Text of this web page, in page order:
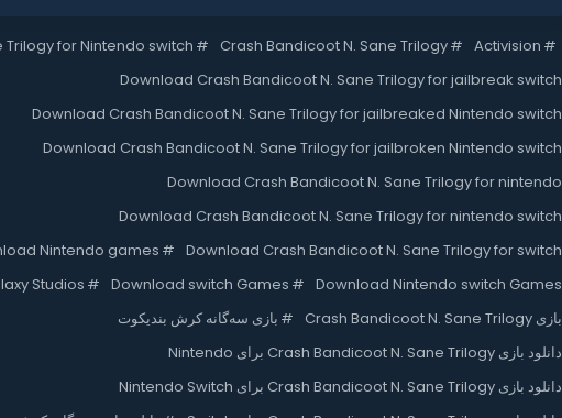
#
Activision
#
Crash Bandicoot N. Sane Trilogy
#
Trilogy for Nintendo switch
Download Crash Bandicoot N. Sane Trilogy for jailbreak switch
Download Crash Bandicoot N. Sane Trilogy for jailbreaked Nintendo switch
Download Crash Bandicoot N. Sane Trilogy for jailbroken Nintendo switch
Download Crash Bandicoot N. Sane Trilogy for nintendo
Download Crash Bandicoot N. Sane Trilogy for nintendo switch
Download Crash Bandicoot N. Sane Trilogy for switch
#
Nintendo games
Download Nintendo switch Games
#
Download switch Games
#
Studios
بازی Crash Bandicoot N. Sane Trilogy # بازی سه‌گانه کرش بندیکوت
دانلود بازی Crash Bandicoot N. Sane Trilogy برای Nintendo
دانلود بازی Crash Bandicoot N. Sane Trilogy برای Nintendo Switch